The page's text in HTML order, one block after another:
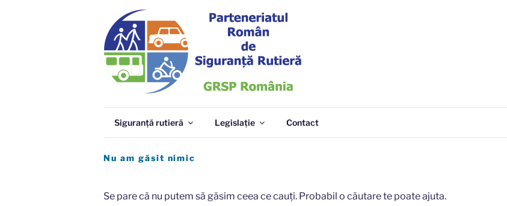
conținut
GRSP
Parteneriatul Român de Siguranță Rutieră
Siguranță rutieră Legislație Contact
Nu am găsit nimic
Se pare că nu putem să găsim ceea ce cauți. Probabil o căutare te poate ajuta.